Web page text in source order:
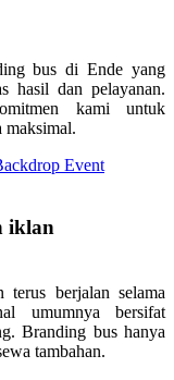
bus diEnde yang
hasil dan pelayanan.
kami untuk
maksimal.
Event
iklan
berjalan selama
umumnya bersifat
Branding bus hanya
tambahan.